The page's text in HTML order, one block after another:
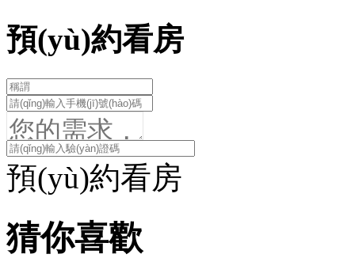
預(yù)約看房
預(yù)約看房
猜你喜歡